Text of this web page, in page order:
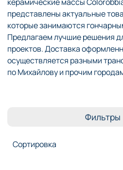
представлены актуальные
которые занимаются
Предлагаем лучшие решения
проектов. Доставка
осуществляется разными
по Михайлову и прочим
Фильтры